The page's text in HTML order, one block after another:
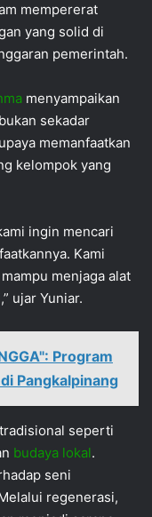
mempererat
yang solid di
pemerintah.
menyampaikan
sekadar
memanfaatkan
kelompok yang
ingin mencari
Kami
menjaga alat
ujar Yuniar.
Program
Pangkalpinang
seperti
budaya lokal.
seni
regenerasi,